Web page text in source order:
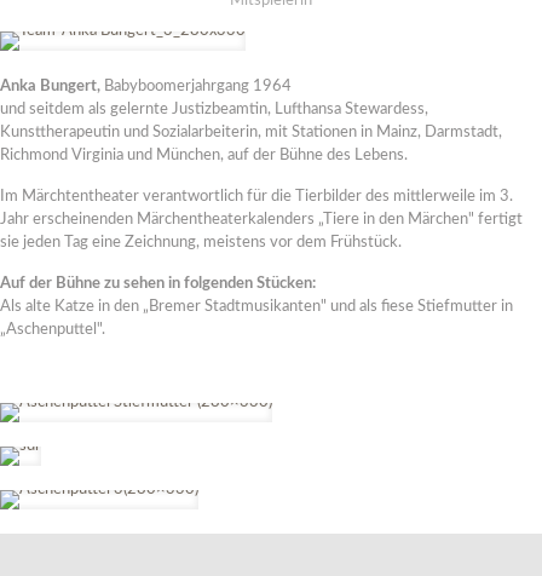
Anka Bungert, Babyboomerjahrgang 1964
und seitdem als gelernte Justizbeamtin, Lufthansa Stewardess,
Kunsttherapeutin und Sozialarbeiterin, mit Stationen in Mainz, Darmstadt,
Richmond Virginia und München, auf der Bühne des Lebens.
Im Märchtentheater verantwortlich für die Tierbilder des mittlerweile im 3.
Jahr erscheinenden Märchentheaterkalenders „Tiere in den Märchen" fertigt
sie jeden Tag eine Zeichnung, meistens vor dem Frühstück.
Auf der Bühne zu sehen in folgenden Stücken:
Als alte Katze in den „Bremer Stadtmusikanten" und als fiese Stiefmutter in
„Aschenputtel".